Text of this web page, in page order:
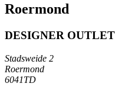
Roermond
DESIGNER
Stadsweide 2
Roermond
6041TD